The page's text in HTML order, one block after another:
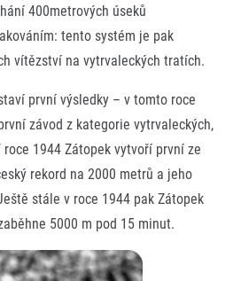
RunCzech.
ke stažení
400metrových úseků
tento systém je pak
vítězství na vytrvaleckých tratích.
první výsledky – v tomto roce
závod z kategorie vytrvaleckých,
1944 Zátopek vytvoří první ze
rekord na 2000 metrů a jeho
stále v roce 1944 pak Zátopek
5000 m pod 15 minut.